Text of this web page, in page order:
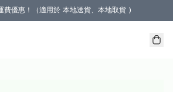
費優惠！（適用於 本地送貨、本地取貨 )